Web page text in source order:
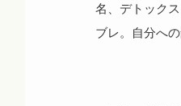
名、デトック
ブレ。自分へ